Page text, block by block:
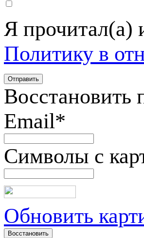
Я
Политику в
Восстановить
Email*
Символы с
Обновить